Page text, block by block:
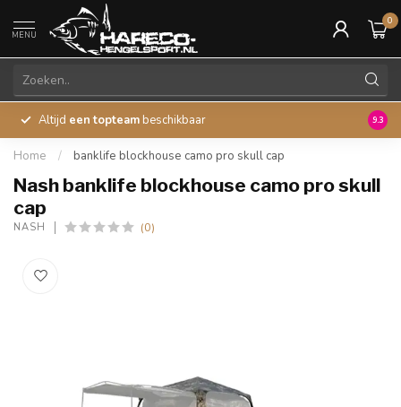
MENU
0
Altijd een topteam beschikbaar 45
9.3
Home / banklife blockhouse camo pro skull cap
Nash banklife blockhouse camo pro skull
cap
NASH (0)